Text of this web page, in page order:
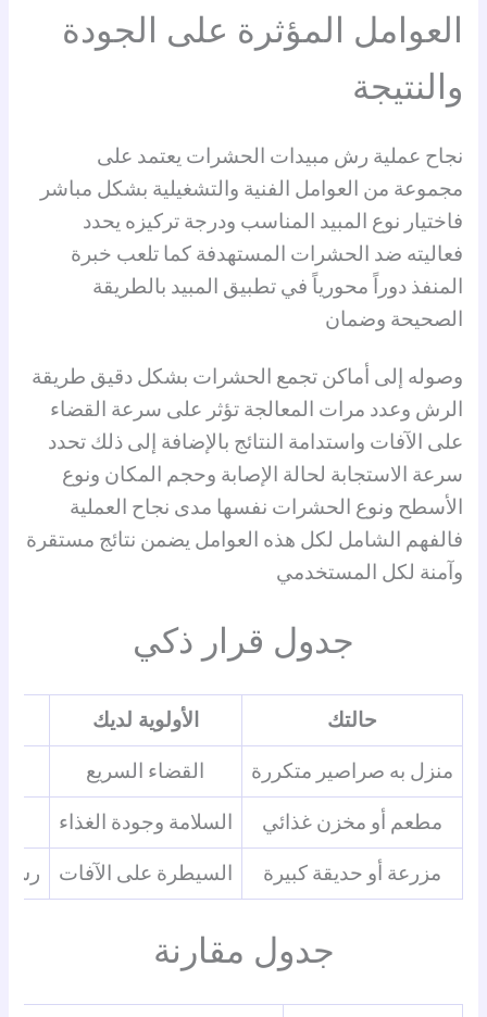
العوامل المؤثرة على الجودة
والنتيجة
نجاح عملية رش مبيدات الحشرات يعتمد على
مجموعة من العوامل الفنية والتشغيلية بشكل مباشر
فاختيار نوع المبيد المناسب ودرجة تركيزه يحدد
فعاليته ضد الحشرات المستهدفة كما تلعب خبرة
المنفذ دوراً محورياً في تطبيق المبيد بالطريقة
الصحيحة وضمان
وصوله إلى أماكن تجمع الحشرات بشكل دقيق طريقة
الرش وعدد مرات المعالجة تؤثر على سرعة القضاء
على الآفات واستدامة النتائج بالإضافة إلى ذلك تحدد
سرعة الاستجابة لحالة الإصابة وحجم المكان ونوع
الأسطح ونوع الحشرات نفسها مدى نجاح العملية
فالفهم الشامل لكل هذه العوامل يضمن نتائج مستقرة
وآمنة لكل المستخدمي
جدول قرار ذكي
حالتك الأولوية لديك
منزل به صراصير متكررة القضاء السريع
مطعم أو مخزن غذائي السلامة وجودة الغذاء
مزرعة أو حديقة كبيرة السيطرة على الآفات رش
جدول مقارنة